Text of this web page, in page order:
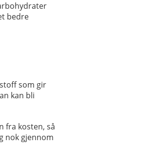
bedre
som gir
kan bli
fra kosten, så
nok gjennom